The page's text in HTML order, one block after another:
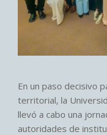
En un paso decisivo
territorial, la
llevó a cabo una
autoridades de